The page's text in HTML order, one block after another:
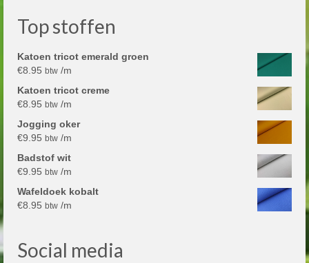
Top stoffen
Katoen tricot emerald groen
€8.95 btw /m
Katoen tricot creme
€8.95 btw /m
Jogging oker
€9.95 btw /m
Badstof wit
€9.95 btw /m
Wafeldoek kobalt
€8.95 btw /m
Social media